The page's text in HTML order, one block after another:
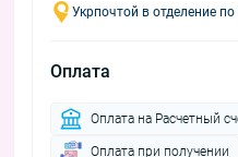
Укрпочтой в отделение
Оплата
Оплата на Расчетный
Оплата при получении